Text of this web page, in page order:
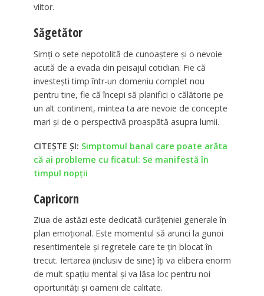
viitor.
Săgetător
Simți o sete nepotolită de cunoaștere și o nevoie
acută de a evada din peisajul cotidian. Fie că
investești timp într-un domeniu complet nou
pentru tine, fie că începi să planifici o călătorie pe
un alt continent, mintea ta are nevoie de concepte
mari și de o perspectivă proaspătă asupra lumii.
CITEȘTE ȘI: Simptomul banal care poate arăta
că ai probleme cu ficatul: Se manifestă în
timpul nopții
Capricorn
Ziua de astăzi este dedicată curățeniei generale în
plan emoțional. Este momentul să arunci la gunoi
resentimentele și regretele care te țin blocat în
trecut. Iertarea (inclusiv de sine) îți va elibera enorm
de mult spațiu mental și va lăsa loc pentru noi
oportunități și oameni de calitate.